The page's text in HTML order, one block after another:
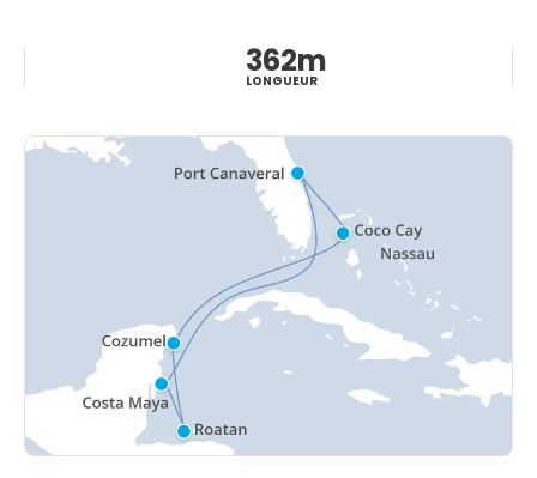
362m
LONGUEUR